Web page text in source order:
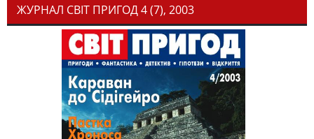
ЖУРНАЛ СВІТ ПРИГОД 4 (7), 2003